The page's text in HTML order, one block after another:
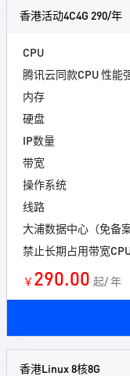
香港活动4C4G 290/年
CPU
腾讯云同款CPU 性能
内存
硬盘
IP数量
带宽
操作系统
线路
大浦数据中心（免备案
禁止长期占用带宽
￥ 290.00 起/ 年
香港Linux 8核8G